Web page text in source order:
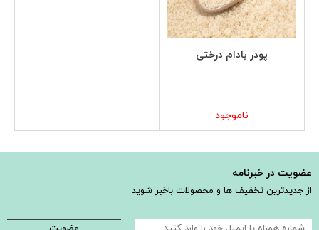
پودر بادام درختی
ناموجود
عضویت در خبرنامه
از جدیدترین تخفیف ها و محصولات باخبر شوید